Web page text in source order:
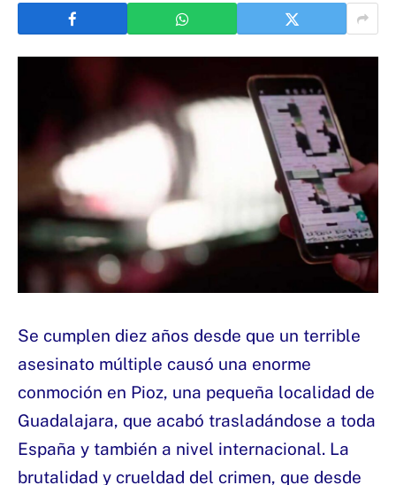
Se cumplen diez años desde que un terrible
asesinato múltiple causó una enorme
conmoción en Pioz, una pequeña localidad de
Guadalajara, que acabó trasladándose a toda
España y también a nivel internacional. La
brutalidad y crueldad del crimen, que desde